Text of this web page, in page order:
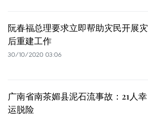
阮春福总理要求立即帮助灾民开展灾
后重建工作
30/10/2020 03:06
广南省南茶媚县泥石流事故：21人幸
运脱险